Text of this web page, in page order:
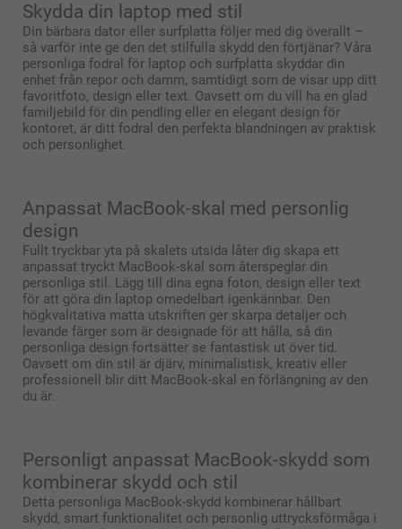
Skydda din laptop med stil
Din bärbara dator eller surfplatta följer med dig överallt –
så varför inte ge den det stilfulla skydd den förtjänar? Våra
personliga fodral för laptop och surfplatta skyddar din
enhet från repor och damm, samtidigt som de visar upp ditt
favoritfoto, design eller text. Oavsett om du vill ha en glad
familjebild för din pendling eller en elegant design för
kontoret, är ditt fodral den perfekta blandningen av praktisk
och personlighet.
Anpassat MacBook-skal med personlig
design
Fullt tryckbar yta på skalets utsida låter dig skapa ett
anpassat tryckt MacBook-skal som återspeglar din
personliga stil. Lägg till dina egna foton, design eller text
för att göra din laptop omedelbart igenkännbar. Den
högkvalitativa matta utskriften ger skarpa detaljer och
levande färger som är designade för att hålla, så din
personliga design fortsätter se fantastisk ut över tid.
Oavsett om din stil är djärv, minimalistisk, kreativ eller
professionell blir ditt MacBook-skal en förlängning av den
du är.
Personligt anpassat MacBook-skydd som
kombinerar skydd och stil
Detta personliga MacBook-skydd kombinerar hållbart
skydd, smart funktionalitet och personlig uttrycksförmåga i